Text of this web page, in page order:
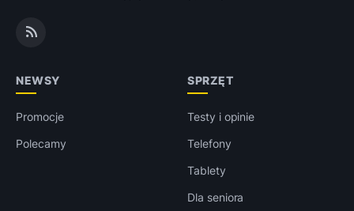
NEWSY
Promocje
Polecamy
SPRZĘT
Testy i opinie
Telefony
Tablety
Dla seniora